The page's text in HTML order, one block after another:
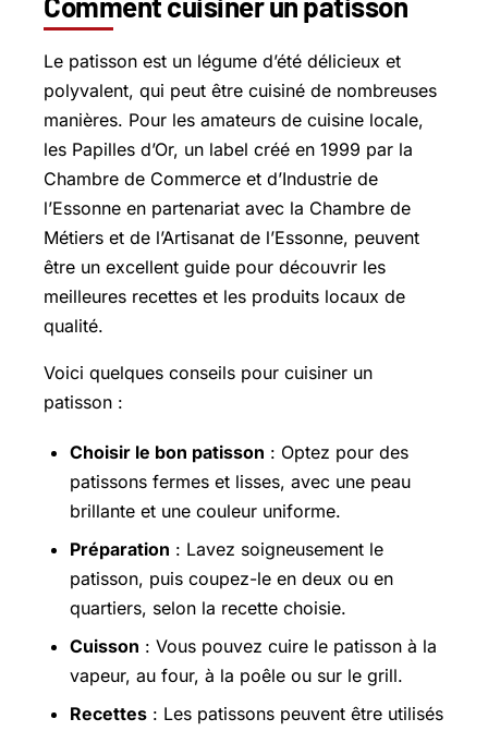
Le patisson est un légume d’été délicieux et
polyvalent, qui peut être cuisiné de nombreuses
manières. Pour les amateurs de cuisine locale,
les Papilles d’Or, un label créé en 1999 par la
Chambre de Commerce et d’Industrie de
l’Essonne en partenariat avec la Chambre de
Métiers et de l’Artisanat de l’Essonne, peuvent
être un excellent guide pour découvrir les
meilleures recettes et les produits locaux de
qualité.
Voici quelques conseils pour cuisiner un
patisson :
Choisir le bon patisson : Optez pour des
patissons fermes et lisses, avec une peau
brillante et une couleur uniforme.
Préparation : Lavez soigneusement le
patisson, puis coupez-le en deux ou en
quartiers, selon la recette choisie.
Cuisson : Vous pouvez cuire le patisson à la
vapeur, au four, à la poêle ou sur le grill.
Recettes : Les patissons peuvent être utilisés